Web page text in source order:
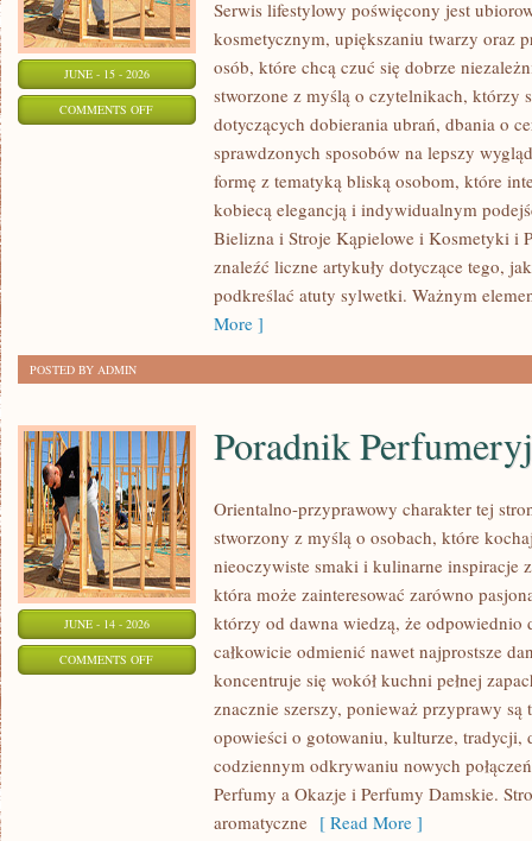
JUNE - 15 - 2026
COMMENTS OFFON
Serwis lifestylowy poświęcony jest
kosmetycznym, upiększaniu twarzy oraz
osób, które chcą czuć się dobrze
stworzone z myślą o czytelnikach, którzy
dotyczących dobierania ubrań, dbania o
sprawdzonych sposobów na lepszy
formę z tematyką bliską osobom, które
kobiecą elegancją i indywidualnym
Bielizna i Stroje Kąpielowe i Kosmetyki i
znaleźć liczne artykuły dotyczące tego,
podkreślać atuty sylwetki. Ważnym
More ]
POSTED BY ADMIN
JUNE - 14 - 2026
COMMENTS OFFON
PERFUMERYJNY
Poradnik
Orientalno-przyprawowy charakter tej
stworzony z myślą o osobach, które
nieoczywiste smaki i kulinarne inspiracje
która może zainteresować zarówno
którzy od dawna wiedzą, że odpowiednio
całkowicie odmienić nawet najprostsze
koncentruje się wokół kuchni pełnej
znacznie szerszy, ponieważ przyprawy
opowieści o gotowaniu, kulturze, tradycji,
codziennym odkrywaniu nowych
Perfumy a Okazje i Perfumy Damskie.
aromatyczne [ Read More ]